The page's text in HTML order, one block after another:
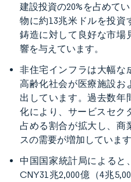
建設投資の20%を占めて
物に約13兆米ドルを投資
鋳造に対して良好な市場
響を与えています。
非住宅インフラは大幅な
高齢化社会が医療施設お
出しています。過去数年
化により、サービスセク
占める割合が拡大し、商
スの需要が増加しています
中国国家統計局によると
CNY31兆2,000億（4兆